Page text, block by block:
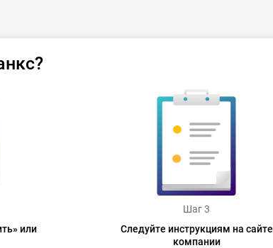
или
Шаг 3
Следуйте инструкциям на сайте
компании